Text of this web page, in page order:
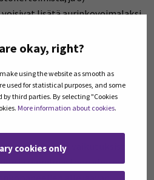
okay, right?
using the website as smooth as
used for statistical purposes, and some
by third parties. By selecting "Cookies
More information about cookies.
cookies only
lisätä aurinkovoimalaksi
sekä tuoda taloudellista
aurinkovoimaloiden
vaikutuksista
ja pienilmastoon yleisesti.